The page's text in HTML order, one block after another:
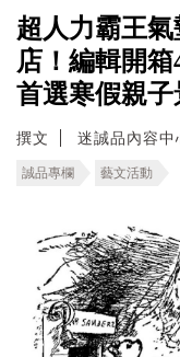
超人力霸王
店！編輯開
首選寒假親子
撰文 迷誠品內容中
誠品專欄 藝文活動